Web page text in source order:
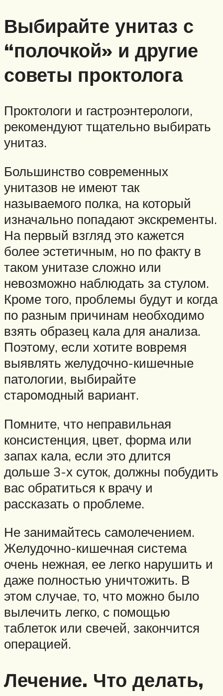
Выбирайте унитаз с
“полочкой» и другие
советы проктолога
Проктологи и гастроэнтерологи,
рекомендуют тщательно выбирать
унитаз.
Большинство современных
унитазов не имеют так
называемого полка, на который
изначально попадают экскременты.
На первый взгляд это кажется
более эстетичным, но по факту в
таком унитазе сложно или
невозможно наблюдать за стулом.
Кроме того, проблемы будут и когда
по разным причинам необходимо
взять образец кала для анализа.
Поэтому, если хотите вовремя
выявлять желудочно-кишечные
патологии, выбирайте
старомодный вариант.
Помните, что неправильная
консистенция, цвет, форма или
запах кала, если это длится
дольше 3-х суток, должны побудить
вас обратиться к врачу и
рассказать о проблеме.
Не занимайтесь самолечением.
Желудочно-кишечная система
очень нежная, ее легко нарушить и
даже полностью уничтожить. В
этом случае, то, что можно было
вылечить легко, с помощью
таблеток или свечей, закончится
операцией.
Лечение. Что делать,